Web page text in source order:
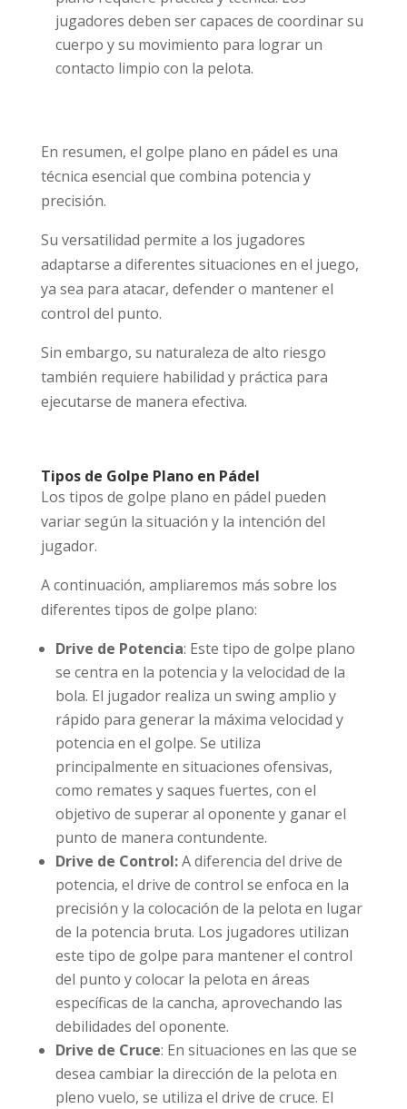
jugadores deben ser capaces de coordinar su
cuerpo y su movimiento para lograr un
contacto limpio con la pelota.
En resumen, el golpe plano en pádel es una
técnica esencial que combina potencia y
precisión.
Su versatilidad permite a los jugadores
adaptarse a diferentes situaciones en el juego,
ya sea para atacar, defender o mantener el
control del punto.
Sin embargo, su naturaleza de alto riesgo
también requiere habilidad y práctica para
ejecutarse de manera efectiva.
Tipos de Golpe Plano en Pádel
Los tipos de golpe plano en pádel pueden
variar según la situación y la intención del
jugador.
A continuación, ampliaremos más sobre los
diferentes tipos de golpe plano:
Drive de Potencia: Este tipo de golpe plano
se centra en la potencia y la velocidad de la
bola. El jugador realiza un swing amplio y
rápido para generar la máxima velocidad y
potencia en el golpe. Se utiliza
principalmente en situaciones ofensivas,
como remates y saques fuertes, con el
objetivo de superar al oponente y ganar el
punto de manera contundente.
Drive de Control:A diferencia del drive de
potencia, el drive de control se enfoca en la
precisión y la colocación de la pelota en lugar
de la potencia bruta. Los jugadores utilizan
este tipo de golpe para mantener el control
del punto y colocar la pelota en áreas
específicas de la cancha, aprovechando las
debilidades del oponente.
Drive de Cruce: En situaciones en las que se
desea cambiar la dirección de la pelota en
pleno vuelo, se utiliza el drive de cruce. El